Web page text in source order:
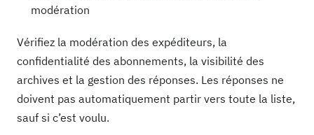
modération
Vérifiez la modération des expéditeurs, la
confidentialité des abonnements, la visibilité des
archives et la gestion des réponses. Les réponses ne
doivent pas automatiquement partir vers toute la liste,
sauf si c’est voulu.